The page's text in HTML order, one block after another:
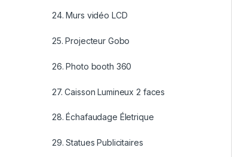
24. Murs vidéo LCD
25. Projecteur Gobo
26. Photo booth 360
27. Caisson Lumineux 2 faces
28. Échafaudage Életrique
29. Statues Publicitaires